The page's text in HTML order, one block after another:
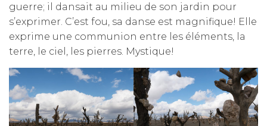
guerre; il dansait au milieu de son jardin pour
s’exprimer. C’est fou, sa danse est magnifique! Elle
exprime une communion entre les éléments, la
terre, le ciel, les pierres. Mystique!